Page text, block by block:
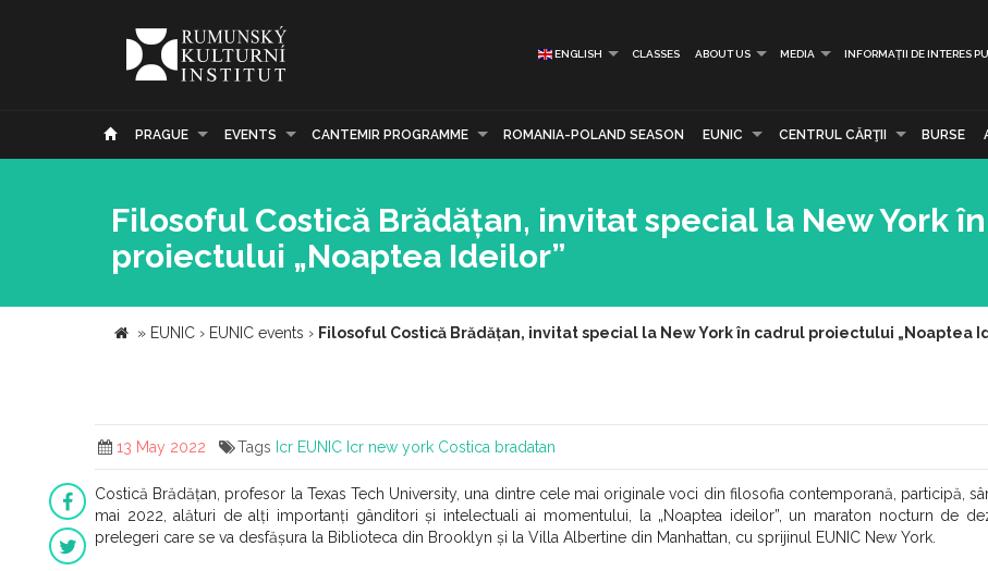
ENGLISH CLASSES ABOUT US MEDIA INFORMAȚII DE INTERES
PRAGUE EVENTS CANTEMIR PROGRAMME ROMANIA-POLAND SEASON EUNIC CENTRUL CĂRŢII BURSE
Filosoful Costică Brădățan, invitat special la New York
proiectului „Noaptea Ideilor”
» EUNIC › EUNIC events › Filosoful Costică Brădățan, invitat special la New York în cadrul proiectului „Noaptea
13 May 2022 Tags Icr EUNIC Icr new york Costica bradatan
Costică Brădățan, profesor la Texas Tech University, una dintre cele mai originale voci din filosofia contemporană, participă,
mai 2022, alături de alți importanți gânditori și intelectuali ai momentului, la „Noaptea ideilor”, un maraton nocturn de
prelegeri care se va desfășura la Biblioteca din Brooklyn și la Villa Albertine din Manhattan, cu sprijinul EUNIC New York.